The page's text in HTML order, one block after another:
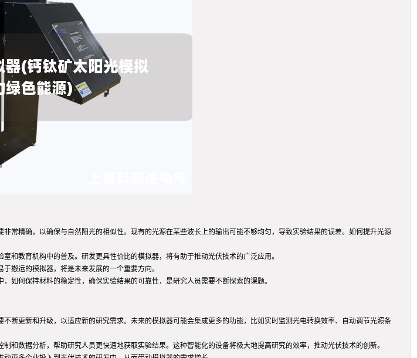
常精确，以确保与自然阳光的相似性。现有的光源在某些波长上的输出可能不够均匀，导致实验结果的误差。如何提升光源
和教育机构中的普及。研发更具性价比的模拟器，将有助于推动光伏技术的广泛应用。
搬运的模拟器，将是未来发展的一个重要方向。
如何保持材料的稳定性，确保实验结果的可靠性，是研究人员需要不断探索的课题。
断更新和升级，以适应新的研究需求。未来的模拟器可能会集成更多的功能，比如实时监测光电转换效率、自动调节光照条
数据分析，帮助研究人员更快速地获取实验结果。这种智能化的设备将极大地提高研究的效率，推动光伏技术的创新。